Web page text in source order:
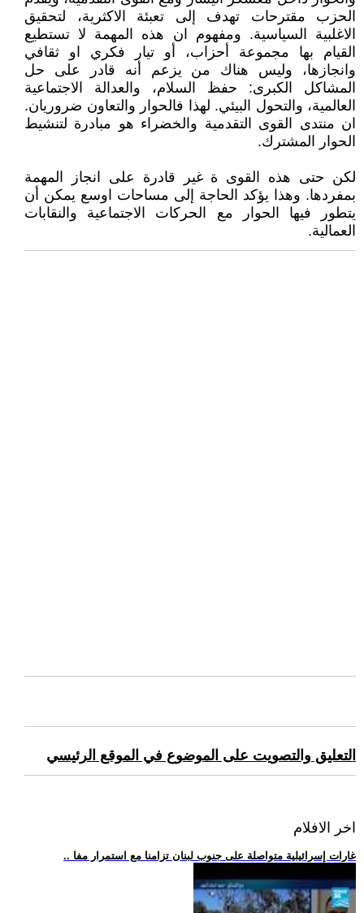
الحزب مقترحات تهدف إلى تعبئة الاكثرية، لتحقيق
الاغلبية السياسية. ومفهوم ان هذه المهمة لا تستطيع
القيام بها مجموعة أحزاب، أو تيار فكري او ثقافي
وانجازها، وليس هناك من يزعم أنه قادر على حل
المشاكل الكبرى: حفظ السلام، والعدالة الاجتماعية
العالمية، والتحول البيئي. لهذا فالحوار والتعاون ضروريان.
ان منتدى القوى التقدمية والخضراء هو مبادرة لتنشيط
الحوار المشترك.
لكن حتى هذه القوى ة غير قادرة على انجاز المهمة
بمفردها. وهذا يؤكد الحاجة إلى مساحات اوسع يمكن أن
يتطور فيها الحوار مع الحركات الاجتماعية والنقابات
العمالية.
التعليق والتصويت على الموضوع في الموقع الرئيسي
اخر الافلام
.. غارات إسرائيلية متواصلة على جنوب لبنان تزامنا مع استمرار مفا